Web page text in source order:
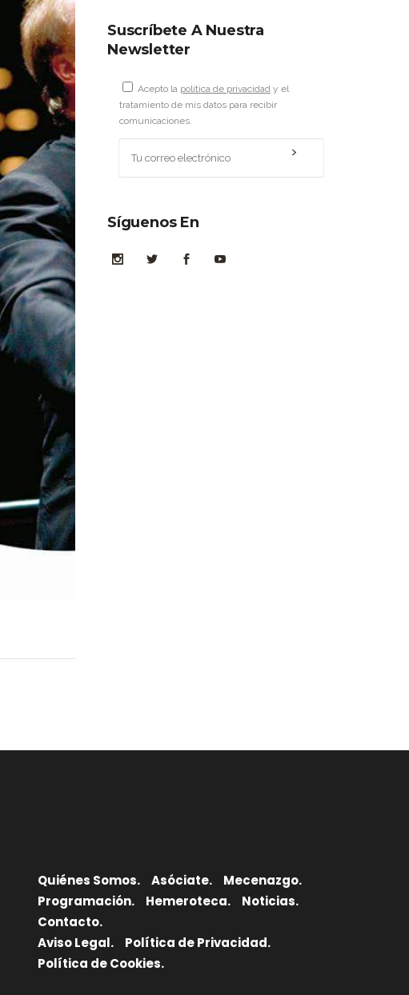
Suscríbete A Nuestra
Newsletter
Acepto la política de privacidad y el
tratamiento de mis datos para recibir
comunicaciones.
Síguenos En
Quiénes Somos. Asóciate.
Mecenazgo.
Programación.
Hemeroteca.
Noticias.
Contacto.
Aviso Legal.
Política de Privacidad.
Política de Cookies.